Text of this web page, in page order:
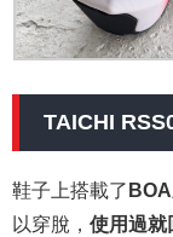
TAICHI
鞋子上搭載了
以穿脫， 使用過就